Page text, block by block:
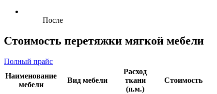
После
Стоимость перетяжки мягкой мебели
Полный прайс
Наименование
мебели
Вид мебели
Расход
ткани
(п.м.)
Стоимость